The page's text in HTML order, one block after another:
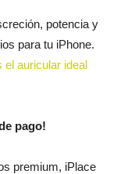
potencia y
para tu iPhone.
el auricular ideal
pago!
premium, iPlace